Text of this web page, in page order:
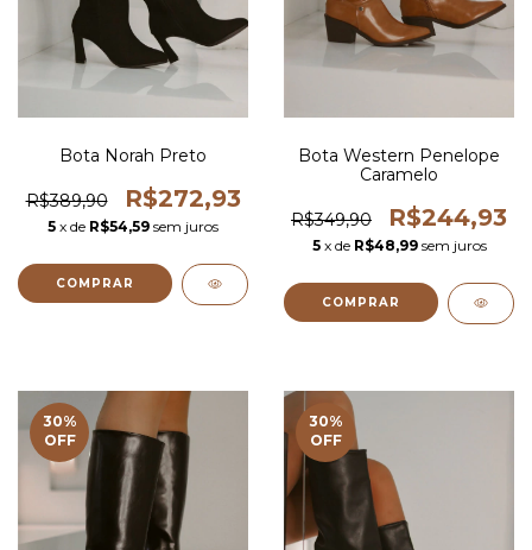
Bota Norah Preto
R$389,90 R$272,93
5 x de R$54,59 sem juros
COMPRAR
Bota Western Penelope
Caramelo
R$349,90 R$244,93
5 x de R$48,99 sem juros
COMPRAR
30%
OFF
30%
OFF